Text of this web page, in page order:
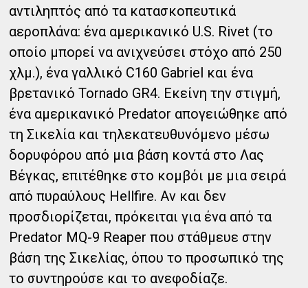
αντιληπτός από τα κατασκοπευτικά
αεροπλάνα: ένα αμερικανικό U.S. Rivet (το
οποίο μπορεί να ανιχνεύσει στόχο από 250
χλμ.), ένα γαλλικό C160 Gabriel και ένα
βρετανικό Tornado GR4. Εκείνη την στιγμή,
ένα αμερικανικό Predator απογειώθηκε από
τη Σικελία και τηλεκατευθυνόμενο μέσω
δορυφόρου από μια βάση κοντά στο Λας
Βέγκας, επιτέθηκε στο κομβόι με μια σειρά
από πυραύλους Hellfire. Αν και δεν
προσδιορίζεται, πρόκειται για ένα από τα
Predator MQ-9 Reaper που στάθμευε στην
βάση της Σικελίας, όπου το προσωπικό της
το συντηρούσε και το ανεφοδίαζε.